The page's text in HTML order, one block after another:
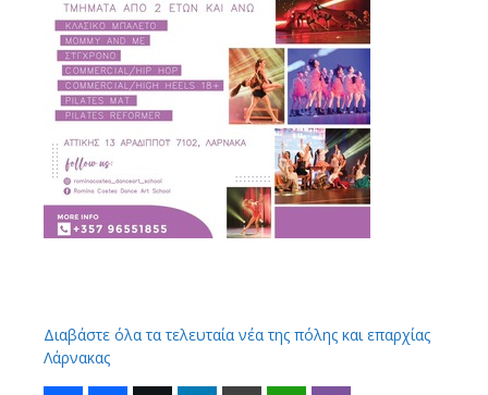
Διαβάστε όλα τα τελευταία νέα της πόλης και επαρχίας
Λάρνακας